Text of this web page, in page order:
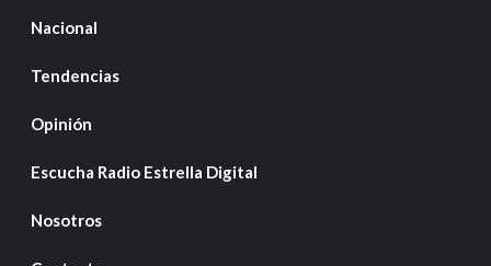
Nacional
Tendencias
Opinión
Escucha Radio Estrella Digital
Nosotros